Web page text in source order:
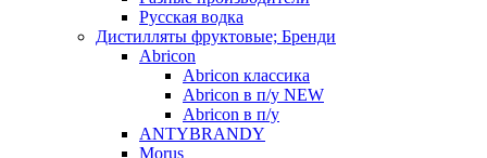
Русская водка
Дистилляты фруктовые; Бренди
Abricon
Abricon классика
Abricon в п/у NEW
Abricon в п/у
ANTYBRANDY
Morus